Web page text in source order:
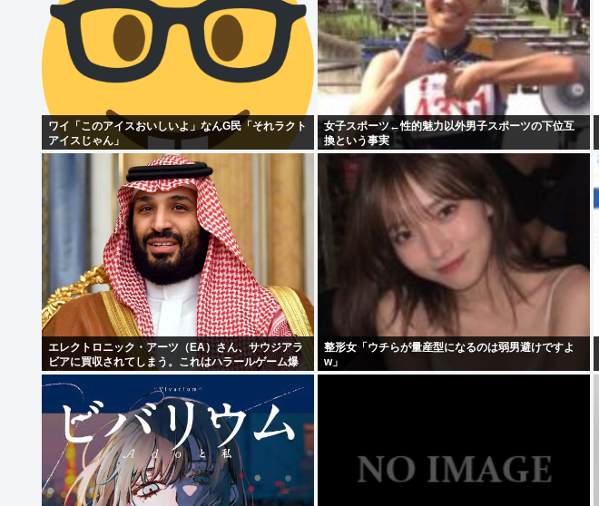
ワイ「このアイスおいしいよ」なんG民「それラクト
アイスじゃん」
女子スポーツ←性的魅力以外男子スポーツの下位互
換という事実
エレクトロニック・アーツ（EA）さん、サウジアラ
ビアに買収されてしまう。これはハラールゲーム爆
誕か
整形女「ウチらが量産型になるのは弱男避けですよ
w」